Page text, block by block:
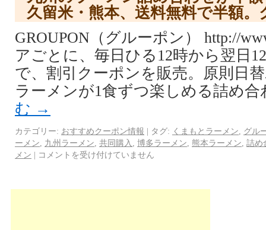
久留米・熊本、送料無料で半額。
GROUPON（グルーポン） http://
アごとに、毎日ひる12時から翌日
で、割引クーポンを販売。原則日
ラーメンが1食ずつ楽しめる詰め
む →
カテゴリー: おすすめクーポン情報 | タグ: くまもとラーメン
グル
ーメン
九州ラーメン 共同購入 博多ラーメン 熊本ラーメン 詰め
メン | コメントを受け付けていません